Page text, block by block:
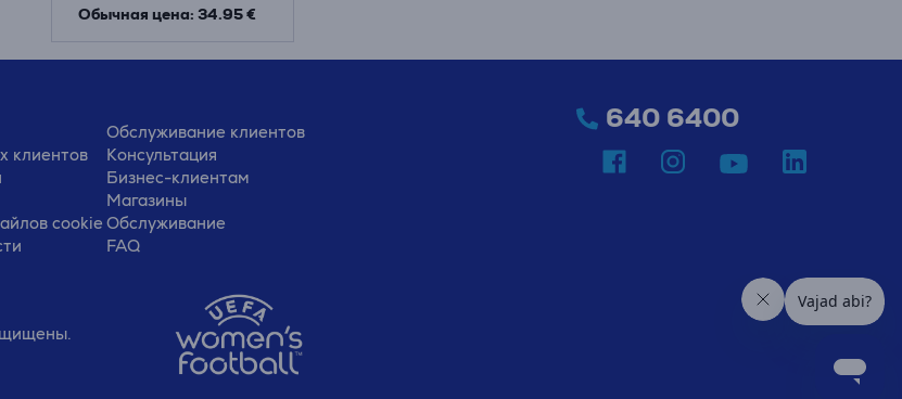
Обычная цена: 34.95 €
клиентов
cookie
Обслуживание клиентов
Консультация
Бизнес-клиентам
Магазины
Обслуживание
FAQ
640 6400